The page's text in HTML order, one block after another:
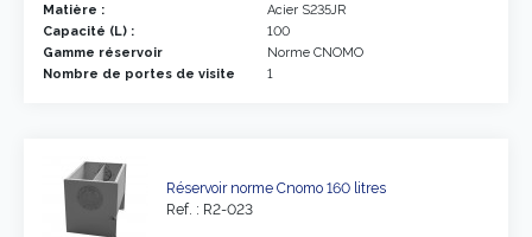
Matière :
Acier S235JR
Capacité (L) :
100
Gamme réservoir
Norme CNOMO
Nombre de portes de visite
1
Réservoir norme Cnomo 160 litres
Ref. : R2-023